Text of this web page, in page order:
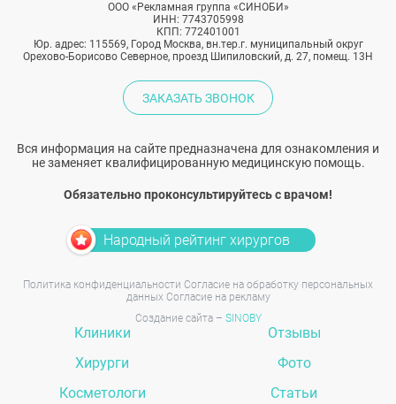
ООО «Рекламная группа «СИНОБИ»
ИНН: 7743705998
КПП: 772401001
Юр. адрес: 115569, Город Москва, вн.тер.г. муниципальный округ
Орехово-Борисово Северное, проезд Шипиловский, д. 27, помещ. 13Н
ЗАКАЗАТЬ ЗВОНОК
Вся информация на сайте предназначена для ознакомления и
не заменяет квалифицированную медицинскую помощь.
Обязательно проконсультируйтесь с врачом!
Народный рейтинг хирургов
Политика конфиденциальности Согласие на обработку персональных
данных Согласие на рекламу
Создание сайта – SINOBY
Клиники
Хирурги
Косметологи
Отзывы
Фото
Статьи